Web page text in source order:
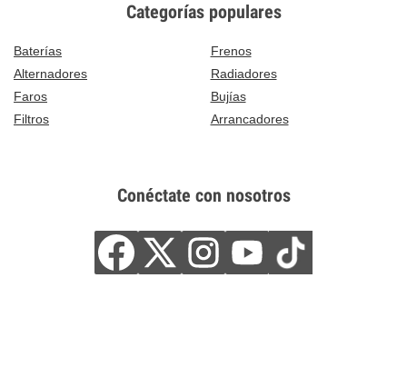
Categorías populares
Baterías
Frenos
Alternadores
Radiadores
Faros
Bujías
Filtros
Arrancadores
Conéctate con nosotros